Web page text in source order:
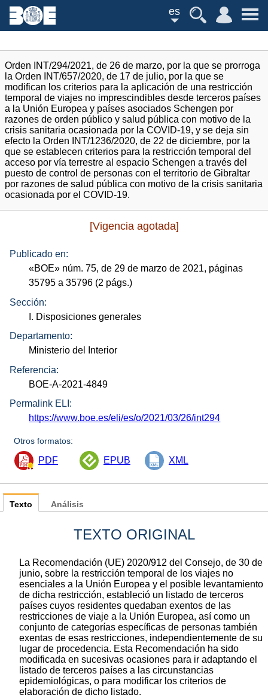
es
Orden INT/294/2021, de 26 de marzo, por la que se prorroga
la Orden INT/657/2020, de 17 de julio, por la que se
modifican los criterios para la aplicación de una restricción
temporal de viajes no imprescindibles desde terceros países
a la Unión Europea y países asociados Schengen por
razones de orden público y salud pública con motivo de la
crisis sanitaria ocasionada por la COVID-19, y se deja sin
efecto la Orden INT/1236/2020, de 22 de diciembre, por la
que se establecen criterios para la restricción temporal del
acceso por vía terrestre al espacio Schengen a través del
puesto de control de personas con el territorio de Gibraltar
por razones de salud pública con motivo de la crisis sanitaria
ocasionada por el COVID-19.
[Vigencia agotada]
Publicado en:
«BOE» núm. 75, de 29 de marzo de 2021, páginas
35795 a 35796 (2 págs.)
Sección:
I. Disposiciones generales
Departamento:
Ministerio del Interior
Referencia:
BOE-A-2021-4849
Permalink ELI:
https://www.boe.es/eli/es/o/2021/03/26/int294
Otros formatos:
PDF EPUB XML
Texto
TEXTO ORIGINAL
La Recomendación (UE) 2020/912 del Consejo, de 30 de
junio, sobre la restricción temporal de los viajes no
esenciales a la Unión Europea y el posible levantamiento
de dicha restricción, estableció un listado de terceros
países cuyos residentes quedaban exentos de las
restricciones de viaje a la Unión Europea, así como un
conjunto de categorías específicas de personas también
exentas de esas restricciones, independientemente de su
lugar de procedencia. Esta Recomendación ha sido
modificada en sucesivas ocasiones para ir adaptando el
listado de terceros países a las circunstancias
epidemiológicas, o para modificar los criterios de
elaboración de dicho listado.
Análisis